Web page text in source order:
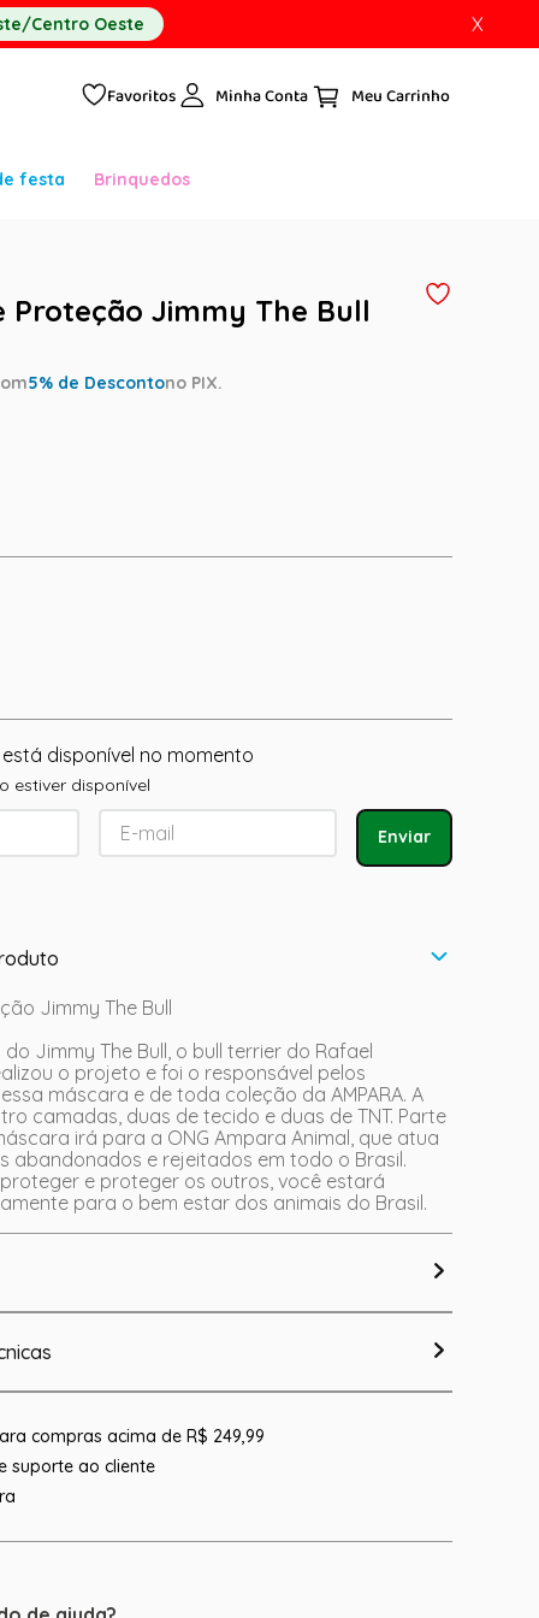
Centro Oeste X
Favoritos Minha Conta
festa Brinquedos
Proteção Jimmy The Bull
5% de Descontono PIX.
disponível no momento
estiver disponível
Enviar
Jimmy The Bull
Jimmy The Bull, o bull terrier do Rafael
o projeto e foi o responsável pelos
máscara e de toda coleção da AMPARA. A
camadas, duas de tecido e duas de TNT. Parte
irá para a ONG Ampara Animal, que atua
abandonados e rejeitados em todo o Brasil.
e proteger os outros, você estará
para o bem estar dos animais do Brasil.
compras acima de R$ 249,99
suporte ao cliente